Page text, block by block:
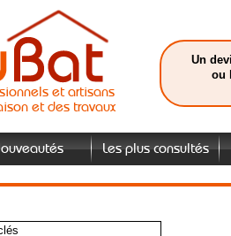
et artisans
et des travaux
Un
ou
Les plus consultés